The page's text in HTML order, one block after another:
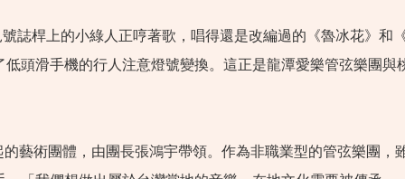
桿上的小綠人正哼著歌，唱得還是改編過的《魯冰花》和
頭滑手機的行人注意燈號變換。這正是龍潭愛樂管弦樂團
術團體，由團長張鴻宇帶領。作為非職業型的管弦樂團，